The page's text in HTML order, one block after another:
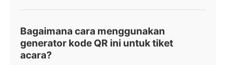
Bagaimana cara menggunakan
generator kode QR ini untuk tiket
acara?